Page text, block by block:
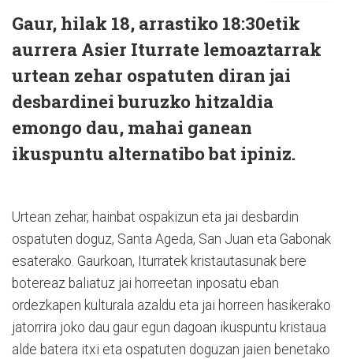
Gaur, hilak 18, arrastiko 18:30etik
aurrera Asier Iturrate lemoaztarrak
urtean zehar ospatuten diran jai
desbardinei buruzko hitzaldia
emongo dau, mahai ganean
ikuspuntu alternatibo bat ipiniz.
Urtean zehar, hainbat ospakizun eta jai desbardin
ospatuten doguz, Santa Ageda, San Juan eta Gabonak
esaterako. Gaurkoan, Iturratek kristautasunak bere
botereaz baliatuz jai horreetan inposatu eban
ordezkapen kulturala azaldu eta jai horreen hasikerako
jatorrira joko dau gaur egun dagoan ikuspuntu kristaua
alde batera itxi eta ospatuten doguzan jaien benetako